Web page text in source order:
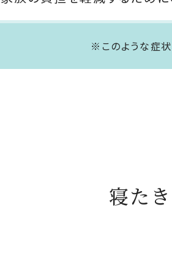
※このような症状
寝た